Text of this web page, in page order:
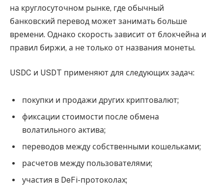
на круглосуточном рынке, где обычный
банковский перевод может занимать больше
времени. Однако скорость зависит от блокчейна и
правил биржи, а не только от названия монеты.
USDC и USDT применяют для следующих задач:
покупки и продажи других криптовалют;
фиксации стоимости после обмена
волатильного актива;
переводов между собственными кошельками;
расчетов между пользователями;
участия в DeFi-протоколах;